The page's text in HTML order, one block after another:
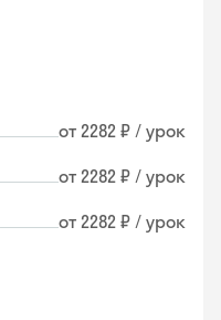
от 2282 ₽ / урок
от 2282 ₽ / урок
от 2282 ₽ / урок